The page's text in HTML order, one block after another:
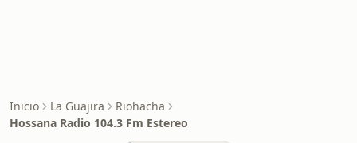
Inicio La Guajira
Riohacha
Hossana Radio 104.3 Fm Estereo